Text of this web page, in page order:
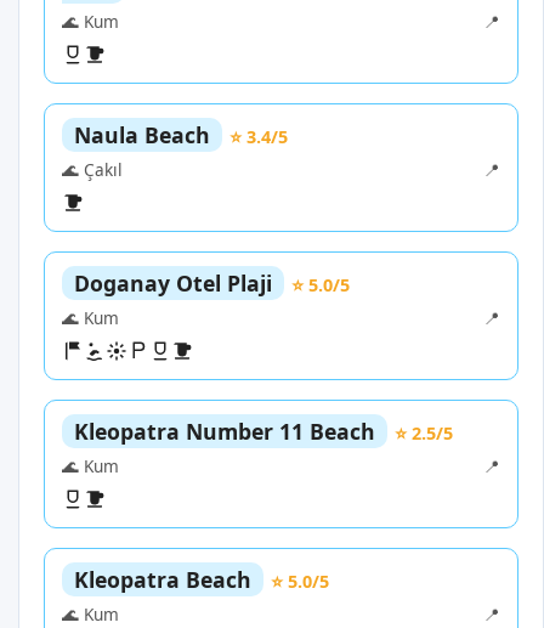
🌊 Kum
📍
Naula Beach
⭐ 3.4/5
🌊 Çakıl
📍
Doganay Otel Plaji
⭐ 5.0/5
🌊 Kum
📍
Kleopatra Number 11 Beach
⭐ 2.5/5
🌊 Kum
📍
Kleopatra Beach
⭐ 5.0/5
🌊 Kum
📍